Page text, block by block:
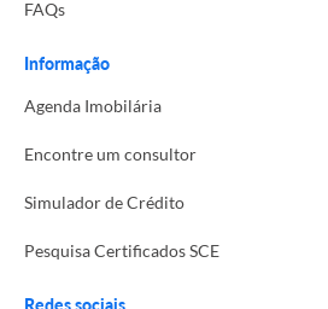
FAQs
Informação
Agenda Imobilária
Encontre um consultor
Simulador de Crédito
Pesquisa Certificados SCE